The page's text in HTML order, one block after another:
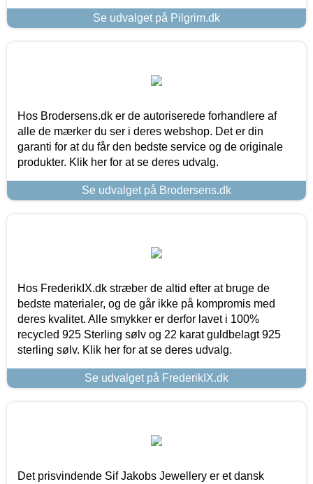
Se udvalget på Pilgrim.dk
Hos Brodersens.dk er de autoriserede forhandlere af
alle de mærker du ser i deres webshop. Det er din
garanti for at du får den bedste service og de originale
produkter. Klik her for at se deres udvalg.
Se udvalget på Brodersens.dk
Hos FrederikIX.dk stræber de altid efter at bruge de
bedste materialer, og de går ikke på kompromis med
deres kvalitet. Alle smykker er derfor lavet i 100%
recycled 925 Sterling sølv og 22 karat guldbelagt 925
sterling sølv. Klik her for at se deres udvalg.
Se udvalget på FrederikIX.dk
Det prisvindende Sif Jakobs Jewellery er et dansk